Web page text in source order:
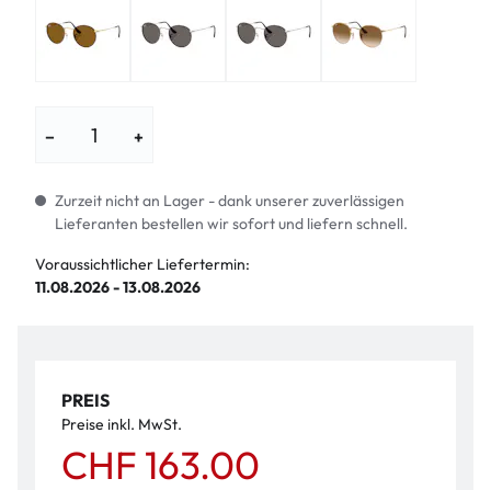
− +
Zurzeit nicht an Lager - dank unserer zuverlässigen
Lieferanten bestellen wir sofort und liefern schnell.
Voraussichtlicher Liefertermin:
11.08.2026 - 13.08.2026
PREIS
Preise inkl. MwSt.
CHF 163.00